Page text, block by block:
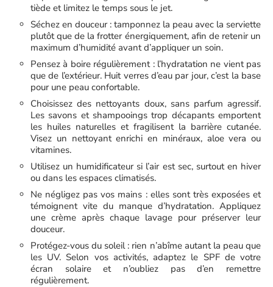
tiède et limitez le temps sous le jet.
Séchez en douceur : tamponnez la peau avec la serviette
plutôt que de la frotter énergiquement, afin de retenir un
maximum d’humidité avant d’appliquer un soin.
Pensez à boire régulièrement : l’hydratation ne vient pas
que de l’extérieur. Huit verres d’eau par jour, c’est la base
pour une peau confortable.
Choisissez des nettoyants doux, sans parfum agressif.
Les savons et shampooings trop décapants emportent
les huiles naturelles et fragilisent la barrière cutanée.
Visez un nettoyant enrichi en minéraux, aloe vera ou
vitamines.
Utilisez un humidificateur si l’air est sec, surtout en hiver
ou dans les espaces climatisés.
Ne négligez pas vos mains : elles sont très exposées et
témoignent vite du manque d’hydratation. Appliquez
une crème après chaque lavage pour préserver leur
douceur.
Protégez-vous du soleil : rien n’abîme autant la peau que
les UV. Selon vos activités, adaptez le SPF de votre
écran solaire et n’oubliez pas d’en remettre
régulièrement.